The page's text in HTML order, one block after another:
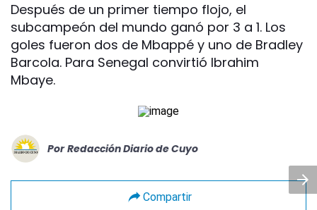
Después de un primer tiempo flojo, el
subcampeón del mundo ganó por 3 a 1. Los
goles fueron dos de Mbappé y uno de Bradley
Barcola. Para Senegal convirtió Ibrahim
Mbaye.
Por Redacción Diario de Cuyo
Compartir